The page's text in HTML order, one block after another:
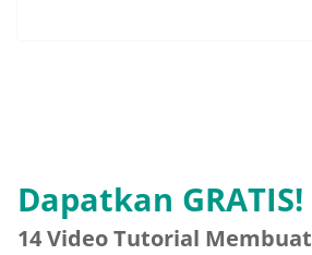
Dapatkan GRATIS!
14 Video Tutorial Membuat